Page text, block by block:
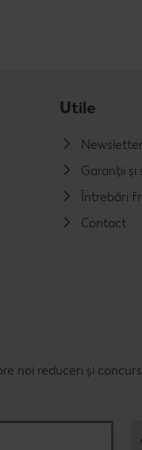
Utile
Newsletter
Garanții și
Întrebări
Contact
noi reduceri și